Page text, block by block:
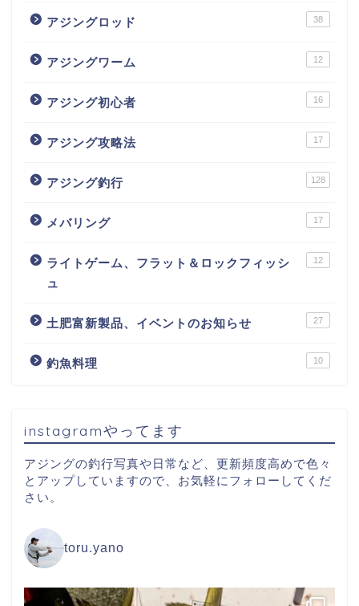
アジングロッド 38
アジングワーム 12
アジング初心者 16
アジング攻略法 17
アジング釣行 128
メバリング 17
ライトゲーム、フラット＆ロックフィッシ
ュ
12
土肥富新製品、イベントのお知らせ 27
釣魚料理 10
instagramやってます
アジングの釣行写真や日常など、更新頻度高めで色々
とアップしていますので、お気軽にフォローしてくだ
さい。
toru.yano